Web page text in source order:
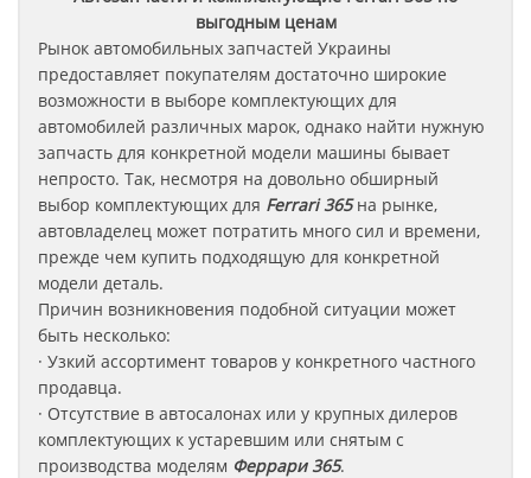
выгодным ценам
Рынок автомобильных запчастей Украины
предоставляет покупателям достаточно широкие
возможности в выборе комплектующих для
автомобилей различных марок, однако найти нужную
запчасть для конкретной модели машины бывает
непросто. Так, несмотря на довольно обширный
выбор комплектующих для Ferrari 365на рынке,
автовладелец может потратить много сил и времени,
прежде чем купить подходящую для конкретной
модели деталь.
Причин возникновения подобной ситуации может
быть несколько:
· Узкий ассортимент товаров у конкретного частного
продавца.
· Отсутствие в автосалонах или у крупных дилеров
комплектующих к устаревшим или снятым с
производства моделям Феррари365.